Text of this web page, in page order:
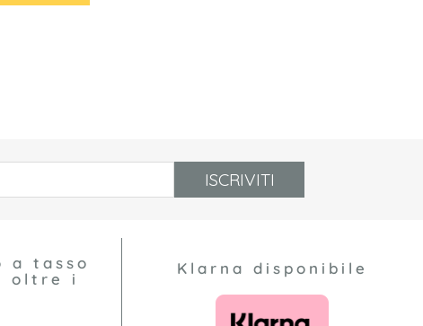
ISCRIVITI
a tasso
oltre i
Klarna disponibile